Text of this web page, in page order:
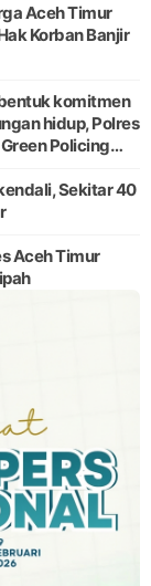
Aceh Timur
Korban Banjir
komitmen
hidup, Polres
Policing
Sekitar 40
Aceh Timur